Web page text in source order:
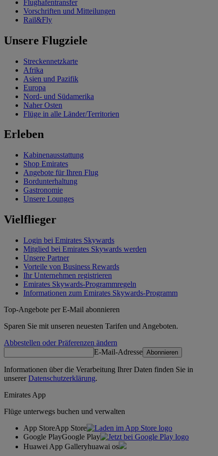
Flughafentransfer
Vorschriften und Mitteilungen
Rail&Fly
Unsere Flugziele
Streckennetzkarte
Afrika
Asien und Pazifik
Europa
Nord- und Südamerika
Naher Osten
Flüge in alle Länder/Territorien
Erleben
Kabinenausstattung
Shop Emirates
Angebote für Ihren Flug
Bordunterhaltung
Gastronomie
Unsere Lounges
Vielflieger
Login bei Emirates Skywards
Mitglied bei Emirates Skywards werden
Unsere Partner
Vorteile von Business Rewards
Ihr Unternehmen registrieren
Emirates Skywards-Programmregeln
Informationen zum Emirates Skywards-Programm
Top-Angebote per E-Mail abonnieren
Sparen Sie mit unseren neuesten Tarifen und Angeboten.
Abbestellen oder Präferenzen ändern
E-Mail-Adresse Abonnieren
Informationen über die Verarbeitung Ihrer Daten finden Sie in
unsererDatenschutzerklärung.
Emirates App
Flüge unterwegs buchen und verwalten
App StoreApp Store
Google PlayGoogle Play
Huawei App Galleryhuawai os